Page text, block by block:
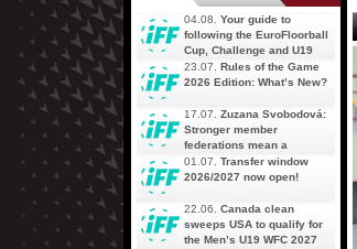
04.08. Your guide to
following the EuroFloorball
Cup, Challenge and U19
AOFC Qualifiers
simultaneously
23.07. Rules of the Game
2026 Edition: What’s New?
17.07. Zuzana Svobodová:
Stronger member
federations mean a
stronger future for floorball
01.07. Transfer window
2026/2027 now open!
22.06. Canada clean
sweeps USA to qualify for
the Men’s U19 WFC 2027